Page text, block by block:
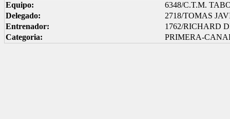
Equipo:
6348/C.T.M.
Delegado:
2718/TOMAS
Entrenador:
1762/RICHARD
Categoria:
PRIMERA-